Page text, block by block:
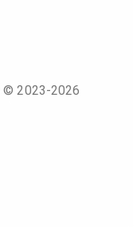
© 2023-2026